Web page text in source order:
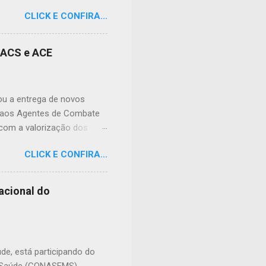
à sua residência, em
dor causada aos
podendo atingir
tóxicas deixadas em
CLICK E CONFIRA...
e ACE
a entrega de novos
Agentes de Combate
a valorização dos
foram preparados para
contribuindo para o
o prefeito Erivan
frente da saúde pública.
junto à população.
CLICK E CONFIRA...
do
está participando do